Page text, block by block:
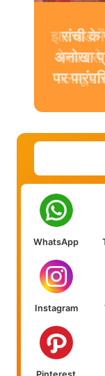
झारखंड में
देवघर से
पलामू
WhatsApp
Instagram